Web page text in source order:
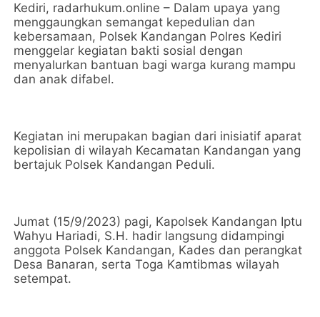
Kediri, radarhukum.online – Dalam upaya yang
menggaungkan semangat kepedulian dan
kebersamaan, Polsek Kandangan Polres Kediri
menggelar kegiatan bakti sosial dengan
menyalurkan bantuan bagi warga kurang mampu
dan anak difabel.
Kegiatan ini merupakan bagian dari inisiatif aparat
kepolisian di wilayah Kecamatan Kandangan yang
bertajuk Polsek Kandangan Peduli.
Jumat (15/9/2023) pagi, Kapolsek Kandangan Iptu
Wahyu Hariadi, S.H. hadir langsung didampingi
anggota Polsek Kandangan, Kades dan perangkat
Desa Banaran, serta Toga Kamtibmas wilayah
setempat.